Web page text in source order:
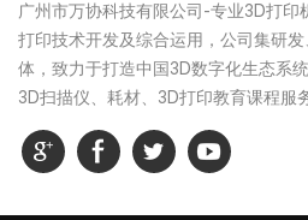
广州市万协科技有限公司-专业3D打印
打印技术开发及综合运用，公司集研
体，致力于打造中国3D数字化生态系
3D扫描仪、耗材、3D打印教育课程服
打印一体化服务等，综合实力是中国
型高科技企业之一。